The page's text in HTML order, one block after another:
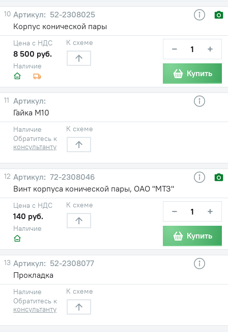
10
52-2308025
Корпус конической пары
Наличие
Цена с НДС
8 500 руб.
К схеме − +
Купить
11
Гайка М10
Наличие
Обратитесь к
консультанту
К схеме
12
72-2308046
Винт корпуса конической пары, ОАО "МТЗ"
Наличие
Цена с НДС
140 руб.
К схеме − +
Купить
13
52-2308077
Прокладка
Наличие
Обратитесь к
консультанту
К схеме